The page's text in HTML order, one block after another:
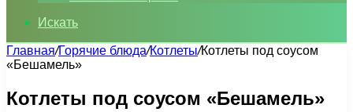
Искать
Главная/Горячие блюда/Котлеты/Котлеты под соусом
«Бешамель»
Котлеты под соусом «Бешамель»